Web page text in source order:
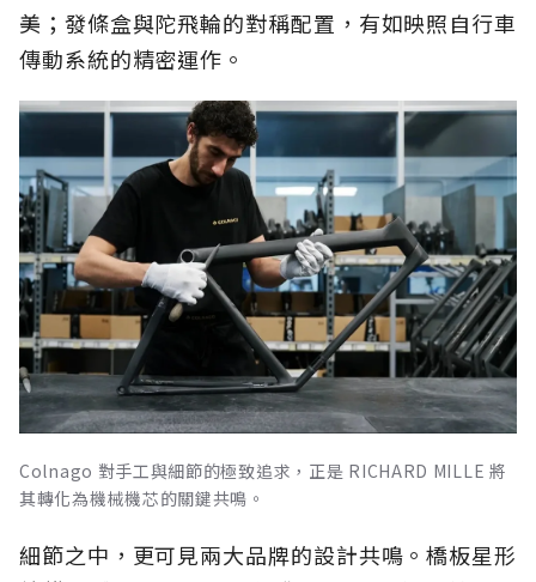
美；發條盒與陀飛輪的對稱配置，有如映照自行車
傳動系統的精密運作。
Colnago 對手工與細節的極致追求，正是 RICHARD MILLE 將
其轉化為機械機芯的關鍵共鳴。
細節之中，更可見兩大品牌的設計共鳴。橋板星形